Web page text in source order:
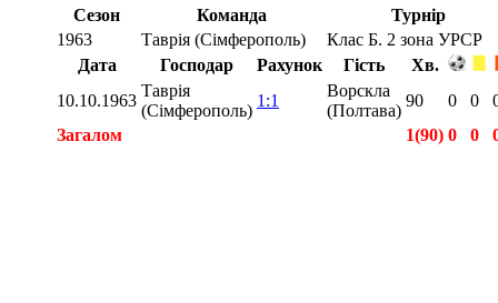
Сезон Команда
Турнір
1963
Таврія (Сімферополь)
Клас Б. 2 зона УРСР
Дата
Господар Рахунок Гість
Хв.
10.10.1963
Таврія
(Сімферополь)
1:1
Ворскла
(Полтава)
90 0 0
Загалом
1(90) 0 0